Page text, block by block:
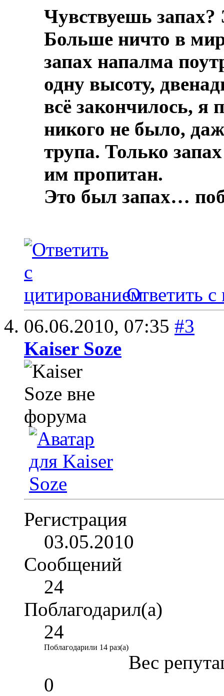
Чувствуешь
Больше ничто в
запах напалма
одну высоту,
всё закончилось, я
никого не было,
трупа. Только
им пропитан.
Это был запах…
Ответить с
06.06.2010, 07:35 #3
Kaiser Soze
Регистрация
03.05.2010
Сообщений
24
Поблагодарил(а)
24
Поблагодарили 14 раз(а)
Вес
0